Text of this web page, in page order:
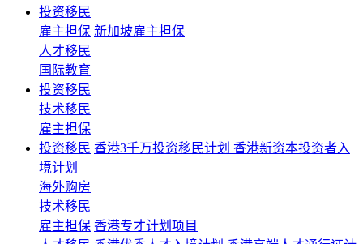
投资移民
雇主担保 新加坡雇主担保
人才移民
国际教育
投资移民
技术移民
雇主担保
投资移民 香港3千万投资移民计划 香港新资本投资者入
境计划
海外购房
技术移民
雇主担保 香港专才计划项目